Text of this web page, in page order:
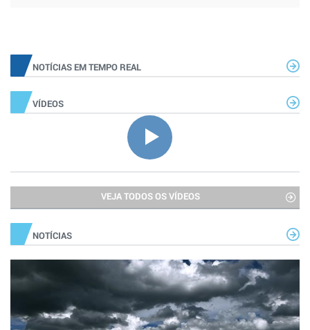
NOTÍCIAS EM TEMPO REAL
VÍDEOS
VEJA TODOS OS VÍDEOS
NOTÍCIAS